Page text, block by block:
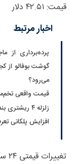
قیمت: ۴۲.۵۱ دلار
اخبار مرتبط
پرده‌برداری از
گوشت بوفالو از
می‌رود؟
قیمت واقعی
زلزله ۴ ریشتری بندرلنگه را لرزاند
افزایش پلکانی
تغییرات قیمتی ۲۴ ساعت گذشته: ۳.۰۲ درصد افزایش